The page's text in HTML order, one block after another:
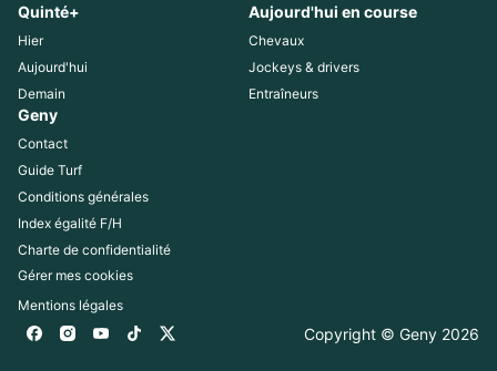
Quinté+
Hier
Aujourd'hui
Demain
Aujourd'hui en course
Chevaux
Jockeys & drivers
Entraîneurs
Geny
Contact
Guide Turf
Conditions générales
Index égalité F/H
Charte de confidentialité
Gérer mes cookies
Mentions légales
Copyright © Geny 2026